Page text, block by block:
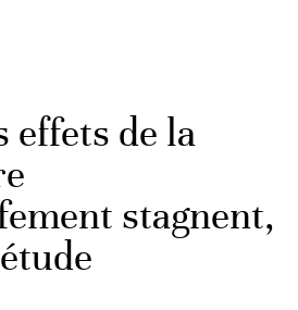
effets de la
stagnent,